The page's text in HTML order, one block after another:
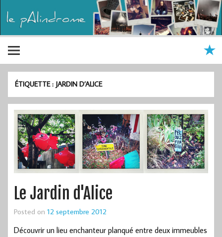
ÉTIQUETTE : JARDIN D’ALICE
Le Jardin d'Alice
Posted on 12 septembre 2012
Découvrir un lieu enchanteur planqué entre deux immeubles